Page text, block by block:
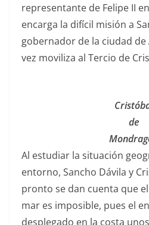
representante de Felipe II
encarga la difícil misión a
gobernador de la ciudad de
vez moviliza al Tercio de
de
Al estudiar la situación
entorno, Sancho Dávila y
pronto se dan cuenta que
mar es imposible, pues el
desplegado en la costa